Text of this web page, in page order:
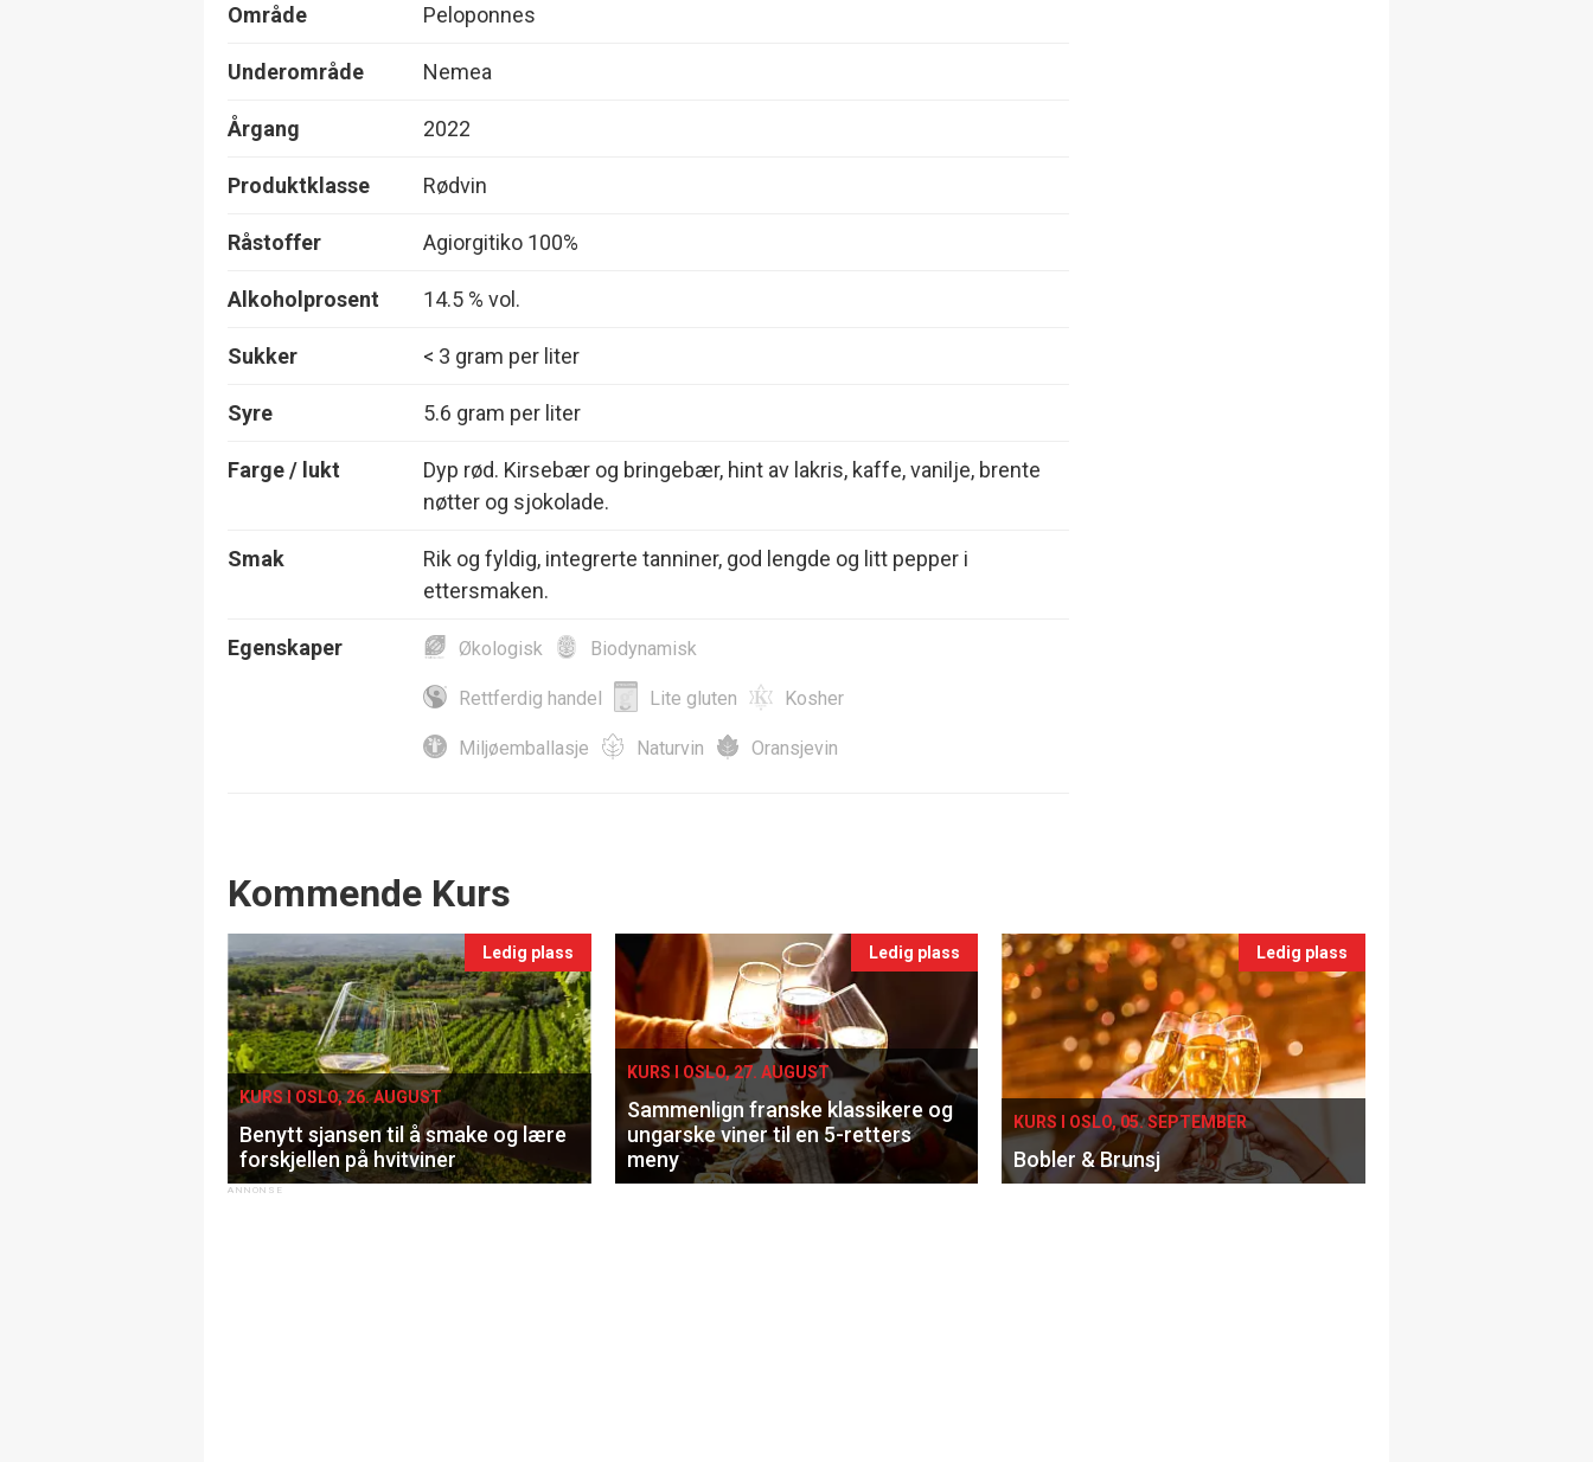
Område Peloponnes
Underområde Nemea
Årgang 2022
Produktklasse Rødvin
Råstoffer Agiorgitiko 100%
Alkoholprosent 14.5 % vol.
Sukker < 3 gram per liter
Syre 5.6 gram per liter
Farge / lukt
Dyp rød. Kirsebær og bringebær, hint av lakris, kaffe, vanilje, brente
nøtter og sjokolade.
Smak
Rik og fyldig, integrerte tanniner, god lengde og litt pepper i
ettersmaken.
Egenskaper Økologisk Biodynamisk
Rettferdig handel Lite gluten Kosher
Miljøemballasje Naturvin Oransjevin
Events
Kommende Kurs
Ledig plass
KURS I OSLO, 26. AUGUST
Benytt sjansen til å smake og lære
forskjellen på hvitviner
Ledig plass
KURS I OSLO, 27. AUGUST
Sammenlign franske klassikere og
ungarske viner til en 5-retters
meny
Ledig plass
KURS I OSLO, 05. SEPTEMBER
Bobler & Brunsj